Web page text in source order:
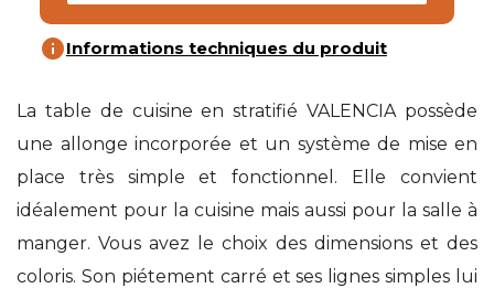
infoInformations techniques du produit
La table de cuisine en stratifié VALENCIA possède
une allonge incorporée et un système de mise en
place très simple et fonctionnel. Elle convient
idéalement pour la cuisine mais aussi pour la salle à
manger. Vous avez le choix des dimensions et des
coloris. Son piétement carré et ses lignes simples lui